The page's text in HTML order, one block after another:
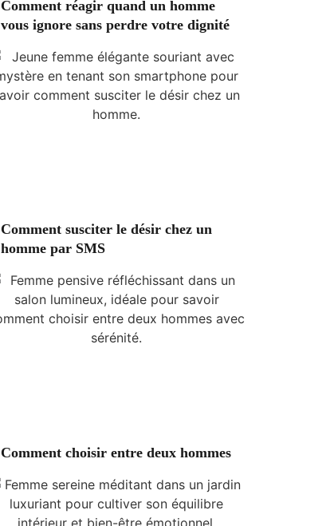
Comment réagir quand un homme
vous ignore sans perdre votre dignité
Comment susciter le désir chez un
homme par SMS
Comment choisir entre deux hommes